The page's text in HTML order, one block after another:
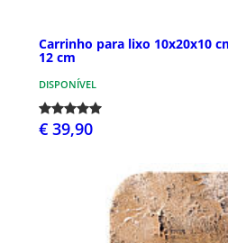
Carrinho para lixo 10x20x10
12 cm
DISPONÍVEL
€ 39,90